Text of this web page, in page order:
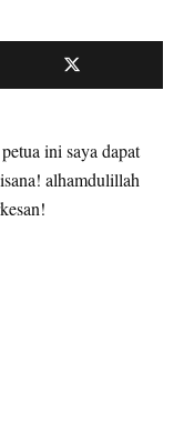
ini saya dapat
alhamdulillah